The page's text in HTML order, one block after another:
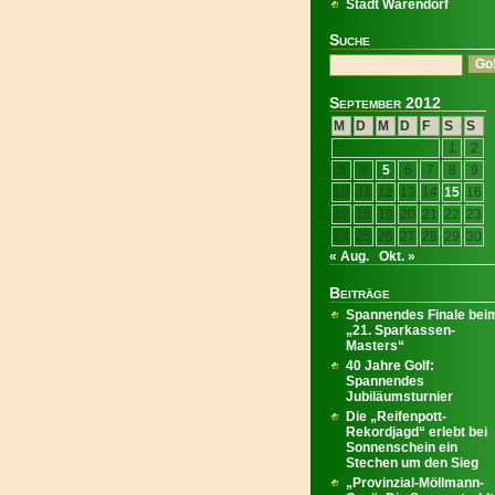
Stadt Warendorf
Suche
September 2012
M D M D F S
S
1
2
3
4 5 6 7 8
9
10
11 12 13 14 15 16
17 18 19 20 21 22 23
24 25 26 27 28 29 30
« Aug.
Okt. »
Beiträge
Spannendes Finale
„21. Sparkassen-
Masters“
40 Jahre Golf:
Spannendes
Jubiläumsturnier
Die „Reifenpott-
Rekordjagd“ erlebt bei
Sonnenschein ein
Stechen um den Sieg
„Provinzial-Möllmann-